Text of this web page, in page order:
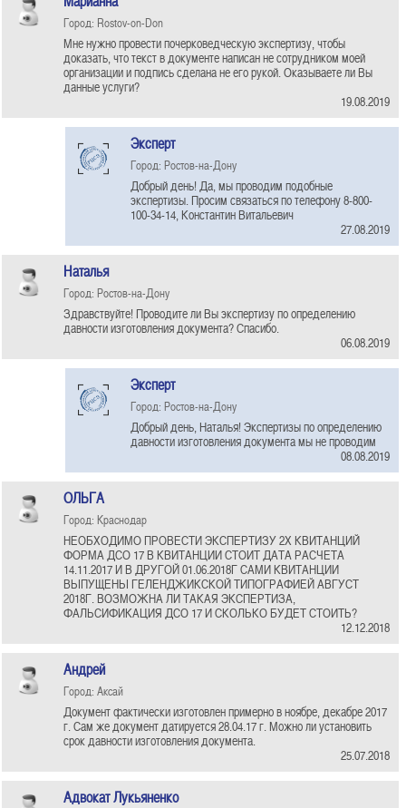
Город: Rostov-on-Don
Мне нужно провести почерковедческую экспертизу, чтобы
доказать, что текст в документе написан не сотрудником моей
организации и подпись сделана не его рукой. Оказываете ли Вы
данные услуги?
19.08.2019
Эксперт
Город: Ростов-на-Дону
Добрый день! Да, мы проводим подобные
экспертизы. Просим связаться по телефону 8-800-
100-34-14, Константин Витальевич
27.08.2019
Наталья
Город: Ростов-на-Дону
Здравствуйте! Проводите ли Вы экспертизу по определению
давности изготовления документа? Спасибо.
06.08.2019
Эксперт
Город: Ростов-на-Дону
Добрый день, Наталья! Экспертизы по определению
давности изготовления документа мы не проводим
08.08.2019
ОЛЬГА
Город: Краснодар
НЕОБХОДИМО ПРОВЕСТИ ЭКСПЕРТИЗУ 2Х КВИТАНЦИЙ
ФОРМА ДСО 17 В КВИТАНЦИИ СТОИТ ДАТА РАСЧЕТА
14.11.2017 И В ДРУГОЙ 01.06.2018Г САМИ КВИТАНЦИИ
ВЫПУЩЕНЫ ГЕЛЕНДЖИКСКОЙ ТИПОГРАФИЕЙ АВГУСТ
2018Г. ВОЗМОЖНА ЛИ ТАКАЯ ЭКСПЕРТИЗА,
ФАЛЬСИФИКАЦИЯ ДСО 17 И СКОЛЬКО БУДЕТ СТОИТЬ?
12.12.2018
Андрей
Город: Аксай
Документ фактически изготовлен примерно в ноябре, декабре 2017
г. Сам же документ датируется 28.04.17 г. Можно ли установить
срок давности изготовления документа.
25.07.2018
Адвокат Лукьяненко